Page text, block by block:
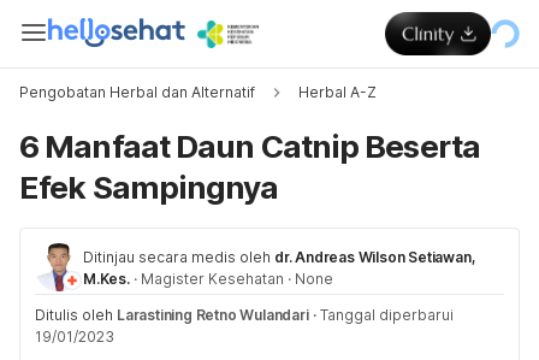
Pengobatan Herbal dan Alternatif Herbal A-Z
6 Manfaat Daun Catnip Beserta
Efek Sampingnya
Ditinjau secara medis oleh dr. Andreas Wilson Setiawan,
M.Kes. · Magister Kesehatan · None
Ditulis oleh Larastining Retno Wulandari · Tanggal diperbarui
19/01/2023